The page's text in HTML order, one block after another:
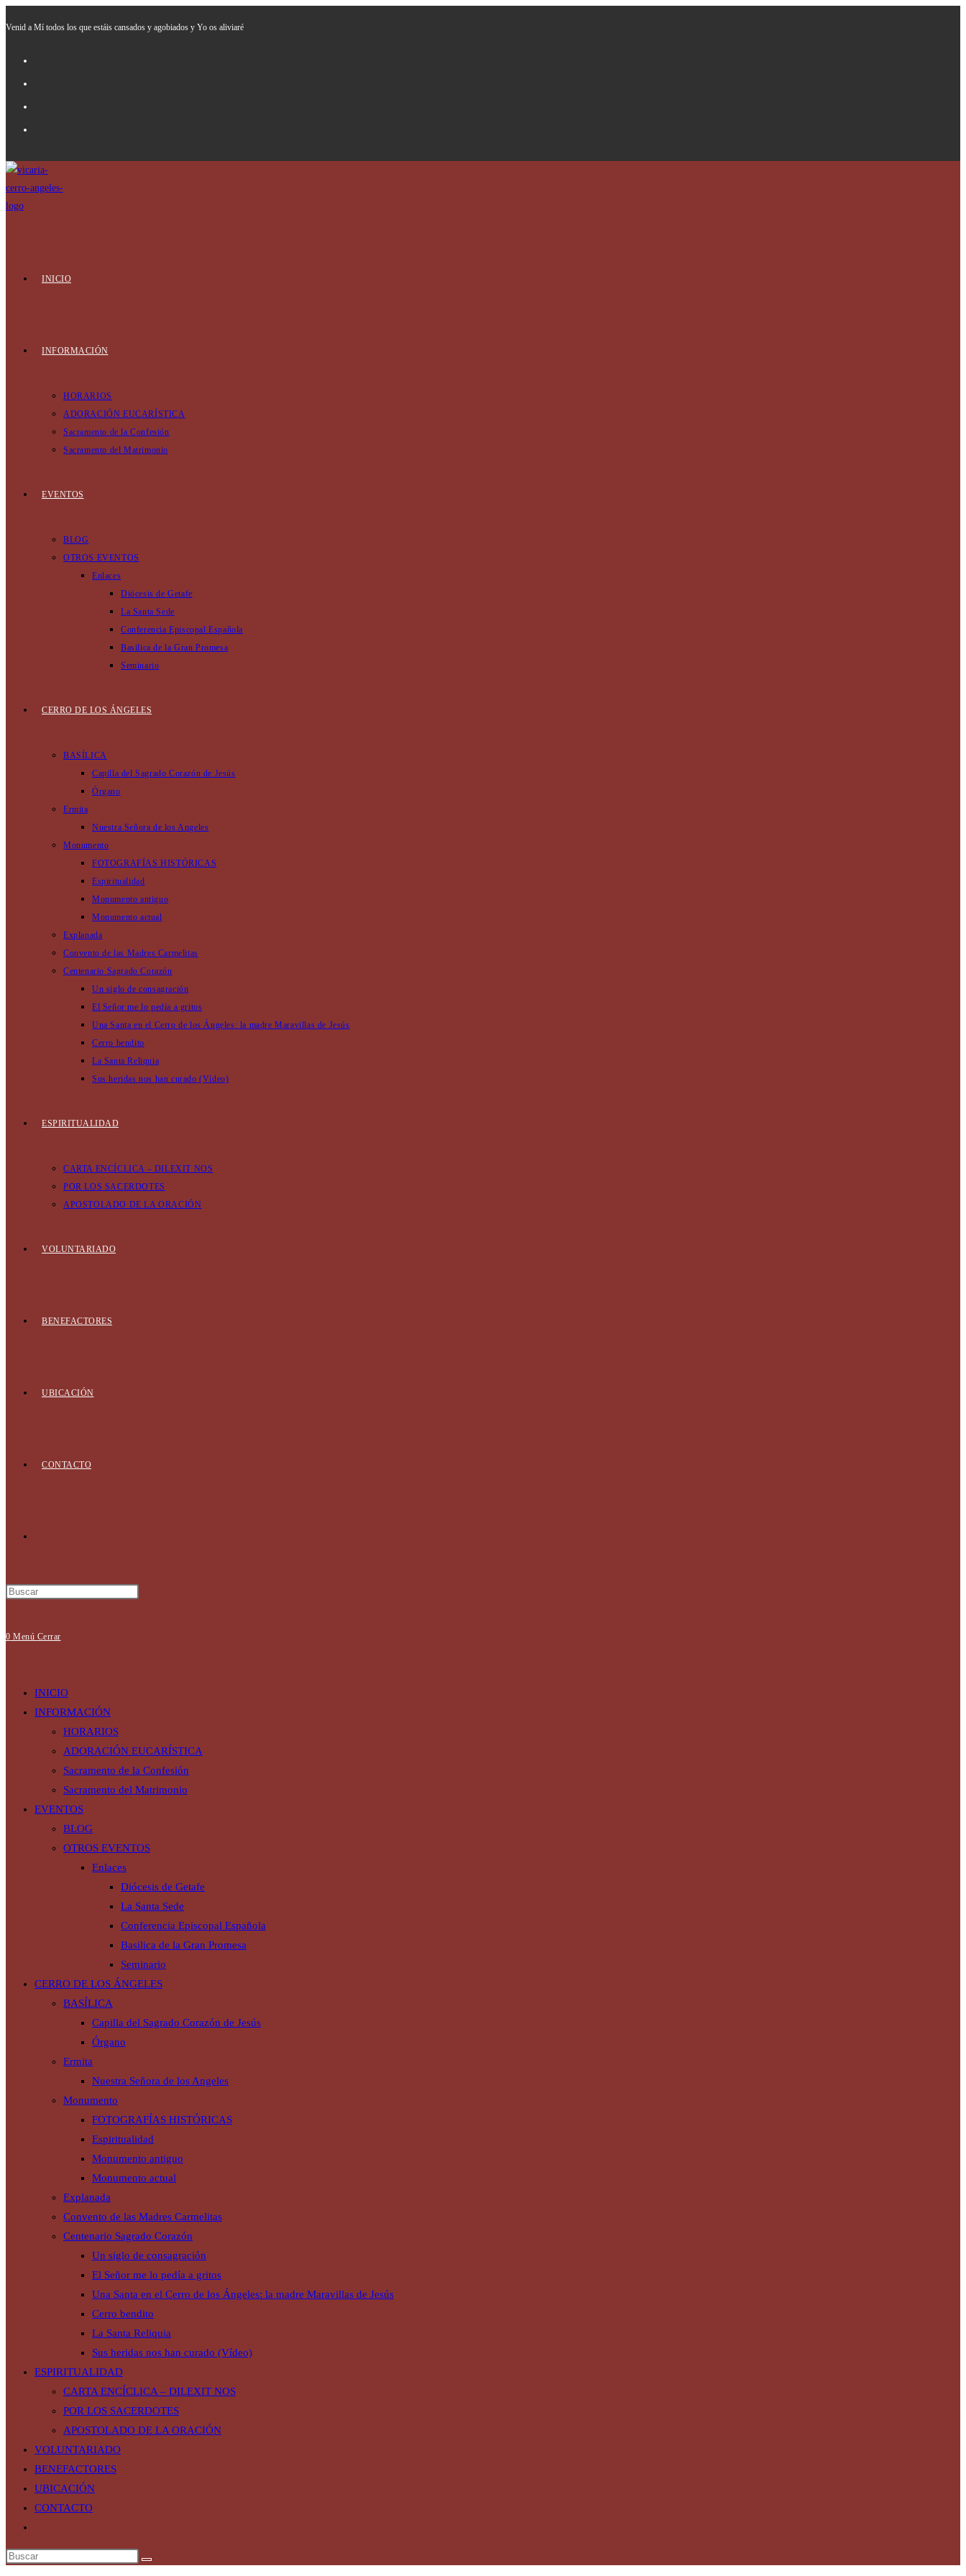
al
Venid a Mí todos los que estáis cansados y agobiados y Yo os aliviaré
INICIO
INFORMACIÓN
HORARIOS
ADORACIÓN EUCARÍSTICA
Sacramento de la Confesión
Sacramento del Matrimonio
EVENTOS
BLOG
OTROS EVENTOS
Enlaces
Diócesis de Getafe
La Santa Sede
Conferencia Episcopal Española
Basilica de la Gran Promesa
Seminario
CERRO DE LOS ÁNGELES
BASÍLICA
Capilla del Sagrado Corazón de Jesús
Órgano
Ermita
Nuestra Señora de los Angeles
Monumento
FOTOGRAFÍAS HISTÓRICAS
Espiritualidad
Monumento antiguo
Monumento actual
Explanada
Convento de las Madres Carmelitas
Centenario Sagrado Corazón
Un siglo de consagración
El Señor me lo pedía a gritos
Una Santa en el Cerro de los Ángeles: la madre Maravillas de Jesús
Cerro bendito
La Santa Reliquia
Sus heridas nos han curado (Vídeo)
ESPIRITUALIDAD
CARTA ENCÍCLICA – DILEXIT NOS
POR LOS SACERDOTES
APOSTOLADO DE LA ORACIÓN
VOLUNTARIADO
BENEFACTORES
UBICACIÓN
CONTACTO
0 Menú Cerrar
INICIO
INFORMACIÓN
HORARIOS
ADORACIÓN EUCARÍSTICA
Sacramento de la Confesión
Sacramento del Matrimonio
EVENTOS
BLOG
OTROS EVENTOS
Enlaces
Diócesis de Getafe
La Santa Sede
Conferencia Episcopal Española
Basilica de la Gran Promesa
Seminario
CERRO DE LOS ÁNGELES
BASÍLICA
Capilla del Sagrado Corazón de Jesús
Órgano
Ermita
Nuestra Señora de los Angeles
Monumento
FOTOGRAFÍAS HISTÓRICAS
Espiritualidad
Monumento antiguo
Monumento actual
Explanada
Convento de las Madres Carmelitas
Centenario Sagrado Corazón
Un siglo de consagración
El Señor me lo pedía a gritos
Una Santa en el Cerro de los Ángeles: la madre Maravillas de Jesús
Cerro bendito
La Santa Reliquia
Sus heridas nos han curado (Vídeo)
ESPIRITUALIDAD
CARTA ENCÍCLICA – DILEXIT NOS
POR LOS SACERDOTES
APOSTOLADO DE LA ORACIÓN
VOLUNTARIADO
BENEFACTORES
UBICACIÓN
CONTACTO
de